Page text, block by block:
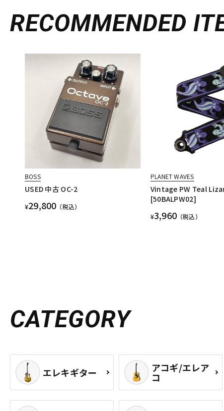
RECOMMENDED
BOSS
USED 中古 OC-2
¥29,800 （税込）
PLANET WAVES
Vintage PW Teal
[50BALPW02]
¥3,960 （税込）
CATEGORY
エレキギター アコギ/エレア
コ